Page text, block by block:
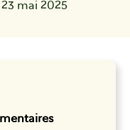
23 mai 2025